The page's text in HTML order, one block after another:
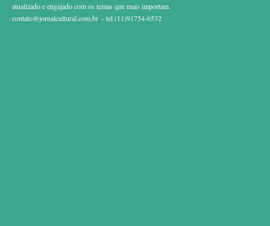
atualizado e engajado com os temas que mais importam.
contato@jornalcultural.com.br – tel.(11)91754-6532